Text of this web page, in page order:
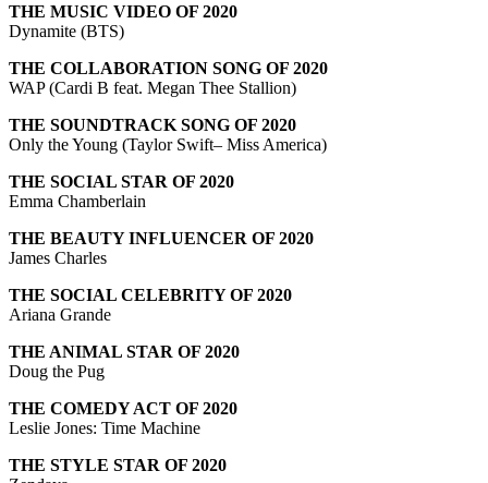
THE MUSIC VIDEO OF 2020
Dynamite (BTS)
THE COLLABORATION SONG OF 2020
WAP (Cardi B feat. Megan Thee Stallion)
THE SOUNDTRACK SONG OF 2020
Only the Young (Taylor Swift– Miss America)
THE SOCIAL STAR OF 2020
Emma Chamberlain
THE BEAUTY INFLUENCER OF 2020
James Charles
THE SOCIAL CELEBRITY OF 2020
Ariana Grande
THE ANIMAL STAR OF 2020
Doug the Pug
THE COMEDY ACT OF 2020
Leslie Jones: Time Machine
THE STYLE STAR OF 2020